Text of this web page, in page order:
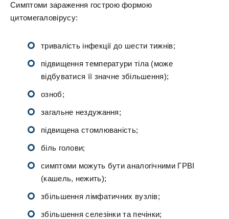
Симптоми зараження гострою формою
цитомегаловірусу:
тривалість інфекції до шести тижнів;
підвищення температури тіла (може
відбуватися її значне збільшення);
озноб;
загальне нездужання;
підвищена стомлюваність;
біль голови;
симптоми можуть бути аналогічними ГРВІ
(кашель, нежить);
збільшення лімфатичних вузлів;
збільшення селезінки та печінки;